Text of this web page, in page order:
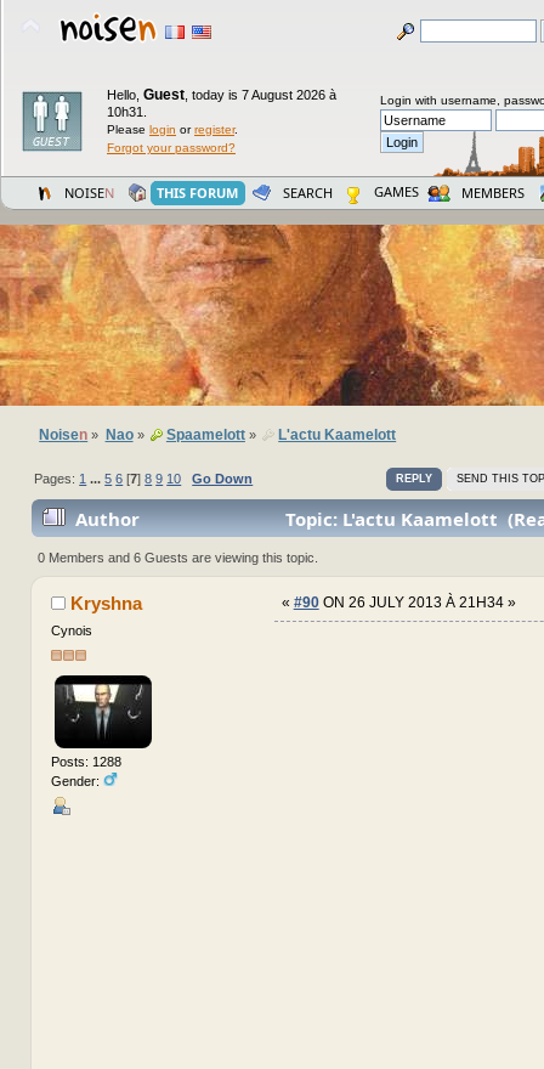
Hello, Guest today is 7 August 2026 à
10h31.
Please login orregister.
Forgot your password?
Login with username,
NOISEN THIS FORUM SEARCH GAMES MEMBERS
Noisen » Nao» Spaamelott» L'actu Kaamelott
REPLY SEND THIS
Pages: 1 ...5 6 [7]8 9 10 Go Down
Author
Topic: L'actu Kaamelott
times)
0 Members and 6 Guests are viewing this topic.
Kryshna
Cynois
Posts: 1288
Gender:
« #90ON 26 JULY 2013 À 21H34 »